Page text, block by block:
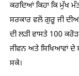
ਕਰਦਿਆਂ ਕਿਹਾ ਕਿ ਮੁੱਖ
ਸਰਕਾਰ ਵਲੋਂ ਗੁਰੂ ਜੀ
ਦੀ ਲੜੀ ਵਾਸਤੇ 100
ਜੀਵਨ ਅਤੇ ਸਿਖਿਆਵਾਂ
ਸਕੇ।